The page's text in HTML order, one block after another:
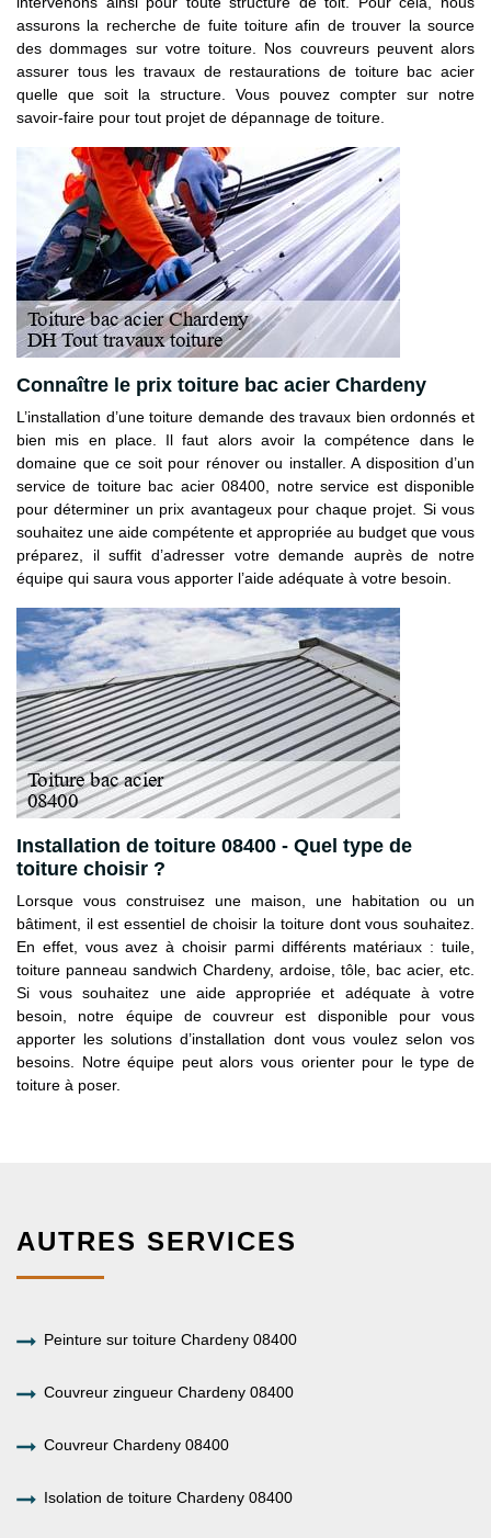
assurons la recherche de fuite toiture afin de trouver la source
des dommages sur votre toiture. Nos couvreurs peuvent alors
assurer tous les travaux de restaurations de toiture bac acier
quelle que soit la structure. Vous pouvez compter sur notre
savoir-faire pour tout projet de dépannage de toiture.
Connaître le prix toiture bac acier Chardeny
L’installation d’une toiture demande des travaux bien ordonnés et
bien mis en place. Il faut alors avoir la compétence dans le
domaine que ce soit pour rénover ou installer. A disposition d’un
service de toiture bac acier 08400, notre service est disponible
pour déterminer un prix avantageux pour chaque projet. Si vous
souhaitez une aide compétente et appropriée au budget que vous
préparez, il suffit d’adresser votre demande auprès de notre
équipe qui saura vous apporter l’aide adéquate à votre besoin.
Installation de toiture 08400 - Quel type de
toiture choisir ?
Lorsque vous construisez une maison, une habitation ou un
bâtiment, il est essentiel de choisir la toiture dont vous souhaitez.
En effet, vous avez à choisir parmi différents matériaux : tuile,
toiture panneau sandwich Chardeny, ardoise, tôle, bac acier, etc.
Si vous souhaitez une aide appropriée et adéquate à votre
besoin, notre équipe de couvreur est disponible pour vous
apporter les solutions d’installation dont vous voulez selon vos
besoins. Notre équipe peut alors vous orienter pour le type de
toiture à poser.
AUTRES SERVICES
Peinture sur toiture Chardeny 08400
Couvreur zingueur Chardeny 08400
Couvreur Chardeny 08400
Isolation de toiture Chardeny 08400